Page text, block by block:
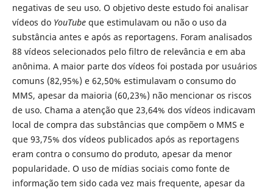
negativas de seu uso. O objetivo deste estudo foi analisar
vídeos do YouTubeque estimulavam ou não o uso da
substância antes e após as reportagens. Foram analisados
88 vídeos selecionados pelo filtro de relevância e em aba
anônima. A maior parte dos vídeos foi postada por usuários
comuns (82,95%) e 62,50% estimulavam o consumo do
MMS, apesar da maioria (60,23%) não mencionar os riscos
de uso. Chama a atenção que 23,64% dos vídeos indicavam
local de compra das substâncias que compõem o MMS e
que 93,75% dos vídeos publicados após as reportagens
eram contra o consumo do produto, apesar da menor
popularidade. O uso de mídias sociais como fonte de
informação tem sido cada vez mais frequente, apesar da